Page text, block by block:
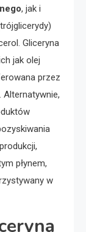
, jak i
Gliceryna
jak olej
przez
płynem,
w